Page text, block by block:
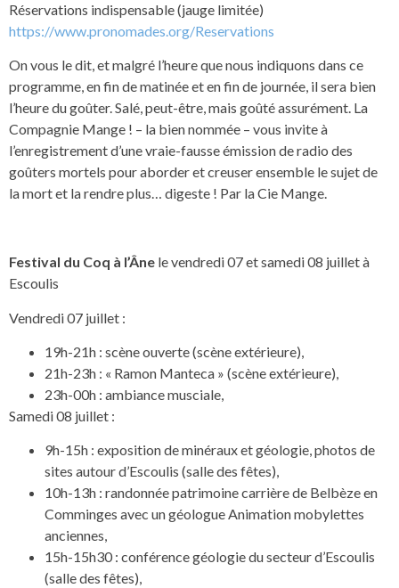
Réservations indispensable (jauge limitée)
https://www.pronomades.org/Reservations
On vous le dit, et malgré l’heure que nous indiquons dans ce
programme, en fin de matinée et en fin de journée, il sera bien
l’heure du goûter. Salé, peut-être, mais goûté assurément. La
Compagnie Mange ! – la bien nommée – vous invite à
l’enregistrement d’une vraie-fausse émission de radio des
goûters mortels pour aborder et creuser ensemble le sujet de
la mort et la rendre plus… digeste ! Par la Cie Mange.
Festival du Coq à l’Âne le vendredi 07 et samedi 08 juillet à
Escoulis
Vendredi 07 juillet :
19h-21h : scène ouverte (scène extérieure),
21h-23h : « Ramon Manteca » (scène extérieure),
23h-00h : ambiance musciale,
Samedi 08 juillet :
9h-15h : exposition de minéraux et géologie, photos de
sites autour d’Escoulis (salle des fêtes),
10h-13h : randonnée patrimoine carrière de Belbèze en
Comminges avec un géologue Animation mobylettes
anciennes,
15h-15h30 : conférence géologie du secteur d’Escoulis
(salle des fêtes),